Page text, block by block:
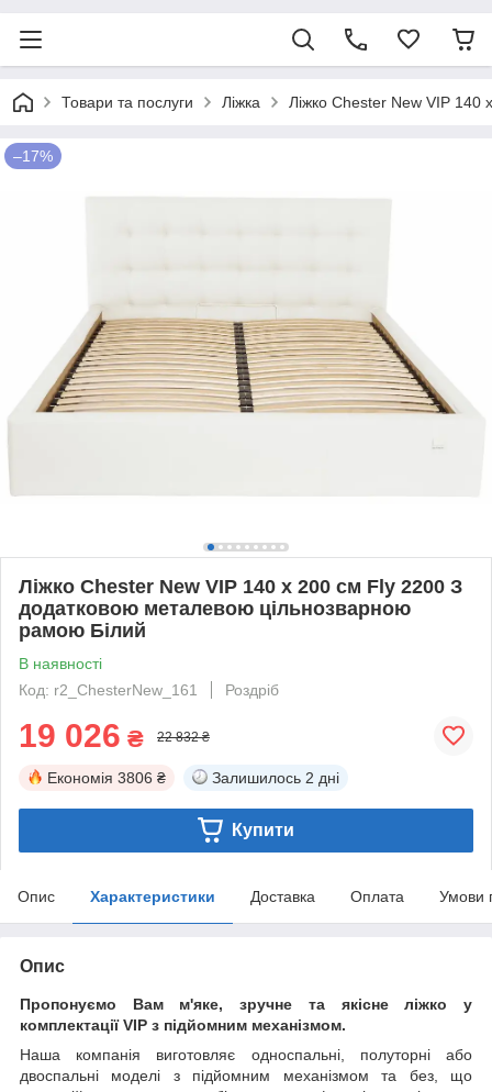
Товари та послуги Ліжка Ліжко Chester New VIP
–17%
Ліжко Chester New VIP 140 х 200 см Fly 2200 З
додатковою металевою цільнозварною
рамою Білий
В наявності
Код: r2_ChesterNew_161
Роздріб
19 026 ₴ 22 832 ₴
Економія 3806 ₴ Залишилось 2 дні
Купити
Опис Характеристики Доставка Оплата Умови
Опис
Пропонуємо Вам м'яке, зручне та якiсне ліжко у
комплектації VIP з підйомним механізмом.
Наша компанія виготовляє односпальні, полуторні або
двоспальні моделі з підйомним механізмом та без, що